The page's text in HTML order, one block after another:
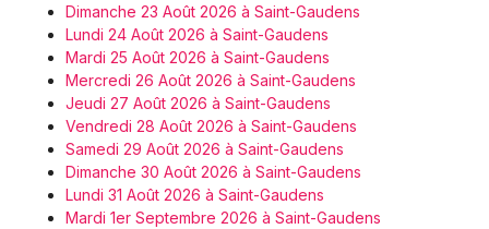
Dimanche 23 Août 2026 à Saint-Gaudens
Lundi 24 Août 2026 à Saint-Gaudens
Mardi 25 Août 2026 à Saint-Gaudens
Mercredi 26 Août 2026 à Saint-Gaudens
Jeudi 27 Août 2026 à Saint-Gaudens
Vendredi 28 Août 2026 à Saint-Gaudens
Samedi 29 Août 2026 à Saint-Gaudens
Dimanche 30 Août 2026 à Saint-Gaudens
Lundi 31 Août 2026 à Saint-Gaudens
Mardi 1er Septembre 2026 à Saint-Gaudens